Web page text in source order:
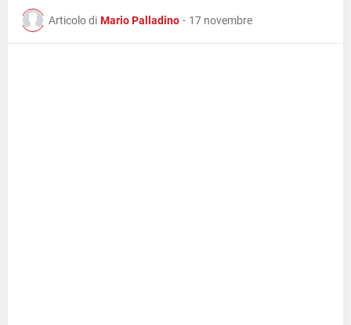
Articolo di Mario Palladino - 17 novembre